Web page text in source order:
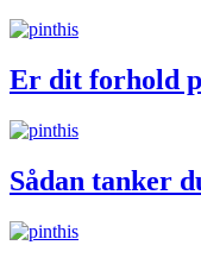
Er dit forhold
Sådan tanker